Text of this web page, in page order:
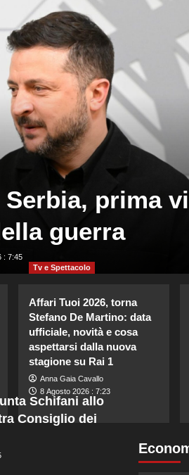
prima
guerra
: 7:45
Tv e Spettacolo
Affari Tuoi 2026, torna
Stefano De Martino: data
ufficiale, novità e cosa
aspettarsi dalla nuova
stagione su Rai 1
Anna Gaia Cavallo
8 Agosto 2026 : 7:23
Schifani allo
Consiglio dei